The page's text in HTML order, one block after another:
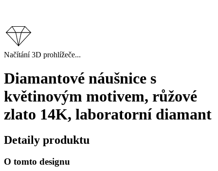
Načítání 3D prohlížeče...
Diamantové náušnice s
květinovým motivem, růžové
zlato 14K, laboratorní diamant
Detaily produktu
O tomto designu